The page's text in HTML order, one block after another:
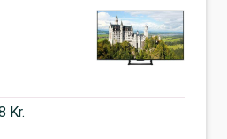
Kr.